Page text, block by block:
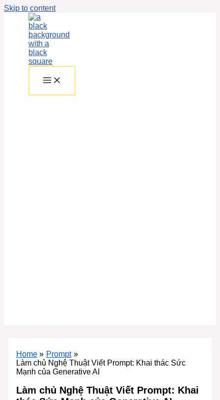
Skip to content
Home
Prompt
Làm chủ Nghệ Thuật Viết Prompt: Khai thác Sức
Mạnh của Generative AI
Làm chủ Nghệ Thuật Viết Prompt: Khai